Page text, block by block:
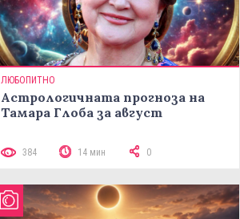
ЛЮБОПИТНО
Астрологичната прогноза на
Тамара Глоба за август
384 14 мин 0